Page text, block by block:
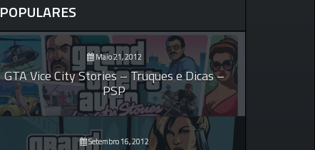
POPULARES
Maio 21, 2012
GTA Vice City Stories – Truques e Dicas –
PSP
Setembro 16, 2012